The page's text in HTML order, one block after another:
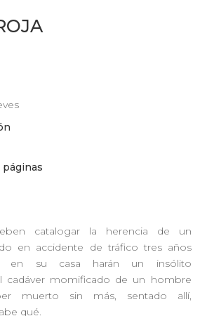
catalogar la herencia de un
en accidente de tráfico tres años
en su casa harán un insólito
cadáver momificado de un hombre
muerto sin más, sentado allí,
qué.